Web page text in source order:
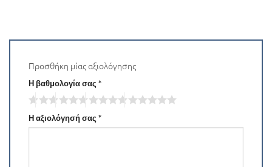
Προσθήκη μίας αξιολόγησης
Η βαθμολογία σας *
Η αξιολόγησή σας *